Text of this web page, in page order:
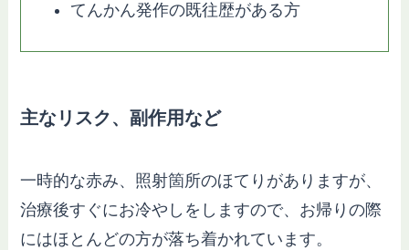
てんかん発作の既往歴がある方
主なリスク、副作用など
一時的な赤み、照射箇所のほてりがありますが、
治療後すぐにお冷やしをしますので、お帰りの際
にはほとんどの方が落ち着かれています。